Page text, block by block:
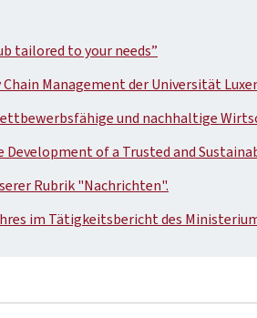
tailored to your needs”
Management der Universität
und nachhaltige
of a Trusted and
Rubrik "Nachrichten".
im Tätigkeitsbericht des